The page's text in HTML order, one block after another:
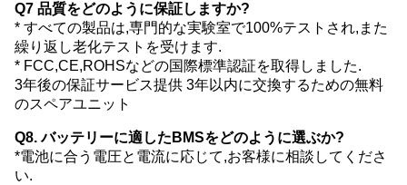
Q7 品質をどのように保証しますか?
* すべての製品は,専門的な実験室で100%テストされ,また
繰り返し老化テストを受けます.
* FCC,CE,ROHSなどの国際標準認証を取得しました.
3年後の保証サービス提供 3年以内に交換するための無料
のスペアユニット
Q8. バッテリーに適したBMSをどのように選ぶか?
*電池に合う電圧と電流に応じて,お客様に相談してくださ
い.